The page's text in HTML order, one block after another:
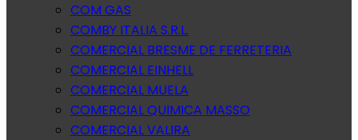
COM GAS
COMBY ITALIA S.R.L.
COMERCIAL BRESME DE FERRETERIA
COMERCIAL EINHELL
COMERCIAL MUELA
COMERCIAL QUIMICA MASSO
COMERCIAL VALIRA